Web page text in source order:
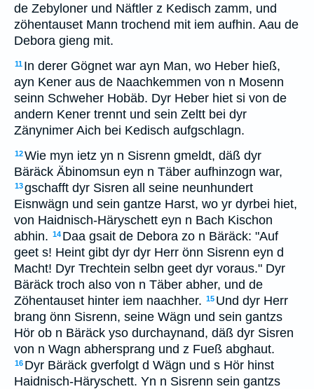
de Zebyloner und Näftler z Kedisch zamm, und
zöhentauset Mann trochend mit iem aufhin. Aau de
Debora gieng mit.
11 In derer Gögnet war ayn Man, wo Heber hieß,
ayn Kener aus de Naachkemmen von n Mosenn
seinn Schweher Hobäb. Dyr Heber hiet si von de
andern Kener trennt und sein Zeltt bei dyr
Zänynimer Aich bei Kedisch aufgschlagn.
12Wie myn ietz yn n Sisrenn gmeldt, däß dyr
Bäräck Äbinomsun eyn n Täber aufhinzogn war,
13gschafft dyr Sisren all seine neunhundert
Eisnwägn und sein gantze Harst, wo yr dyrbei hiet,
von Haidnisch-Häryschett eyn n Bach Kischon
abhin. 14 Daa gsait de Debora zo n Bäräck: "Auf
geet s! Heint gibt dyr dyr Herr önn Sisrenn eyn d
Macht! Dyr Trechtein selbn geet dyr voraus." Dyr
Bäräck troch also von n Täber abher, und de
Zöhentauset hinter iem naachher. 15 Und dyr Herr
brang önn Sisrenn, seine Wägn und sein gantzs
Hör ob n Bäräck yso durchaynand, däß dyr Sisren
von n Wagn abhersprang und z Fueß abghaut.
16 Dyr Bäräck gverfolgt d Wägn und s Hör hinst
Haidnisch-Häryschett. Yn n Sisrenn sein gantzs